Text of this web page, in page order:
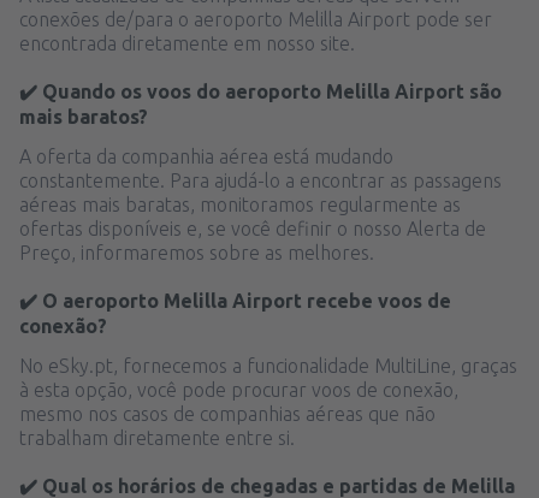
conexões de/para o aeroporto Melilla Airport pode ser
encontrada diretamente em nosso site.
✔️ Quando os voos do aeroporto Melilla Airport são
mais baratos?
A oferta da companhia aérea está mudando
constantemente. Para ajudá-lo a encontrar as passagens
aéreas mais baratas, monitoramos regularmente as
ofertas disponíveis e, se você definir o nosso Alerta de
Preço, informaremos sobre as melhores.
✔️ O aeroporto Melilla Airport recebe voos de
conexão?
No eSky.pt, fornecemos a funcionalidade MultiLine, graças
à esta opção, você pode procurar voos de conexão,
mesmo nos casos de companhias aéreas que não
trabalham diretamente entre si.
✔️ Qual os horários de chegadas e partidas de Melilla